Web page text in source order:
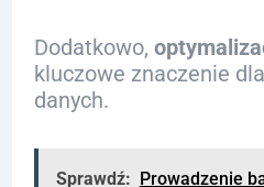
Dodatkowo,
kluczowe znaczenie
danych.
Sprawdź: Prowadzenie